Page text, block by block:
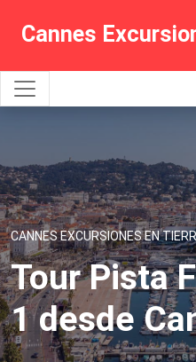
Cannes
CANNES EXCURSIONES EN
Tour Pista
1 desde